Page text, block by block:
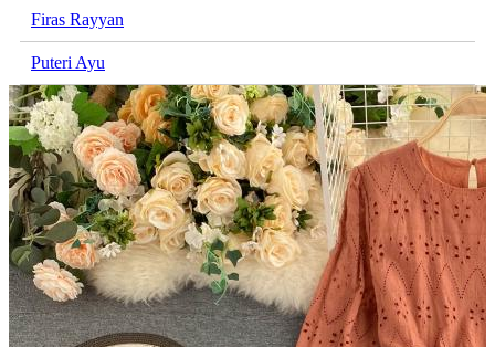
Firas Rayyan
Puteri Ayu